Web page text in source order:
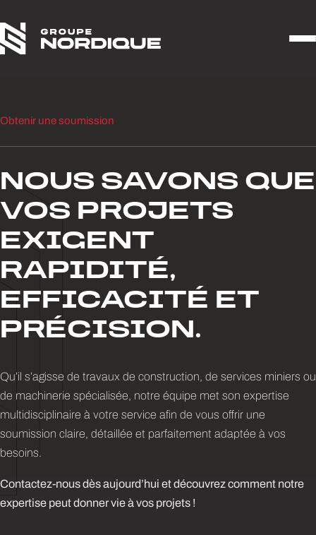
Obtenir une soumission
NOUS SAVONS QUE
VOS PROJETS
EXIGENT
RAPIDITÉ,
EFFICACITÉ ET
PRÉCISION.
Qu’il s’agisse de travaux de construction, de services miniers ou
de machinerie spécialisée, notre équipe met son expertise
multidisciplinaire à votre service afin de vous offrir une
soumission claire, détaillée et parfaitement adaptée à vos
besoins.
Contactez-nous dès aujourd’hui et découvrez comment notre
expertise peut donner vie à vos projets !